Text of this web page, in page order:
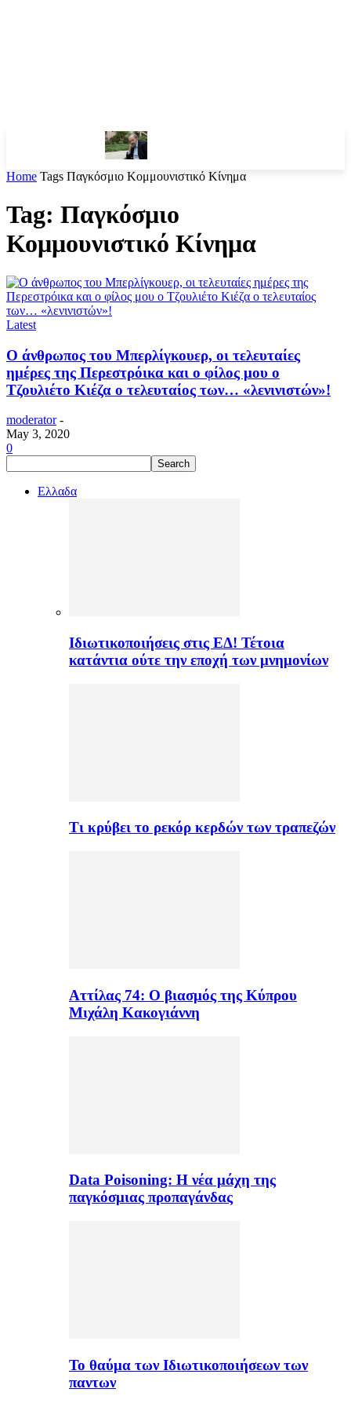
Home Tags Παγκόσμιο Κομμουνιστικό Κίνημα
Tag: Παγκόσμιο
Κομμουνιστικό Κίνημα
Latest
Ο άνθρωπος του Μπερλίγκουερ, οι τελευταίες
ημέρες της Περεστρόικα και ο φίλος μου ο
Τζουλιέτο Κιέζα ο τελευταίος των… «λενινιστών»!
moderator -
May 3, 2020
0
Ελλαδα
Ιδιωτικοποιήσεις στις ΕΔ! Τέτοια
κατάντια ούτε την εποχή των μνημονίων
Τι κρύβει το ρεκόρ κερδών των τραπεζών
Αττίλας 74: Ο βιασμός της Κύπρου
Μιχάλη Κακογιάννη
Data Poisoning: Η νέα μάχη της
παγκόσμιας προπαγάνδας
Το θαύμα των Ιδιωτικοποιήσεων των
παντων